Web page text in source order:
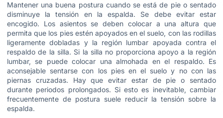
Mantener una buena postura cuando se está de pie o sentado
disminuye la tensión en la espalda. Se debe evitar estar
encogido. Los asientos se deben colocar a una altura que
permita que los pies estén apoyados en el suelo, con las rodillas
ligeramente dobladas y la región lumbar apoyada contra el
respaldo de la silla. Si la silla no proporciona apoyo a la región
lumbar, se puede colocar una almohada en el respaldo. Es
aconsejable sentarse con los pies en el suelo y no con las
piernas cruzadas. Hay que evitar estar de pie o sentado
durante periodos prolongados. Si esto es inevitable, cambiar
frecuentemente de postura suele reducir la tensión sobre la
espalda.